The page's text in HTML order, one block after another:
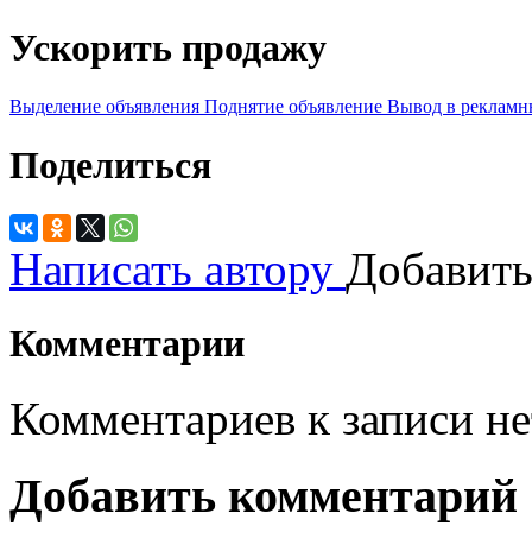
Ускорить продажу
Выделение объявления Поднятие объявление Вывод в
Поделиться
Написать автору
Комментарии
Комментариев к записи
Добавить комментарий